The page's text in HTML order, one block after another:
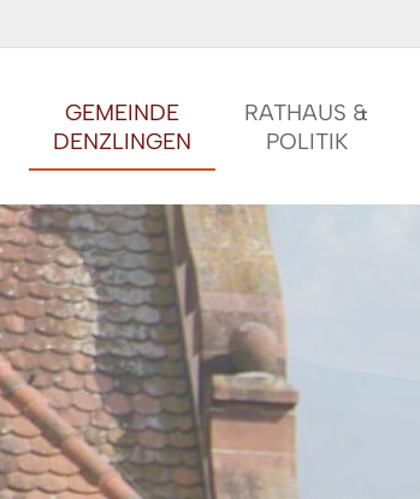
GEMEINDE
DENZLINGEN
RATHAUS &
POLITIK